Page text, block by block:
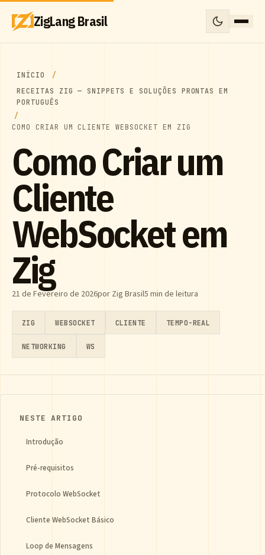
ZigLang Brasil
INÍCIO
RECEITAS ZIG — SNIPPETS E SOLUÇÕES PRONTAS EM
PORTUGUÊS
COMO CRIAR UM CLIENTE WEBSOCKET EM ZIG
Como Criar um
Cliente
WebSocket em
Zig
21 de Fevereiro de 2026por Zig Brasil5 min de leitura
ZIG WEBSOCKET CLIENTE TEMPO-REAL
NETWORKING WS
NESTE ARTIGO
Introdução
Pré-requisitos
Protocolo WebSocket
Cliente WebSocket Básico
Loop de Mensagens